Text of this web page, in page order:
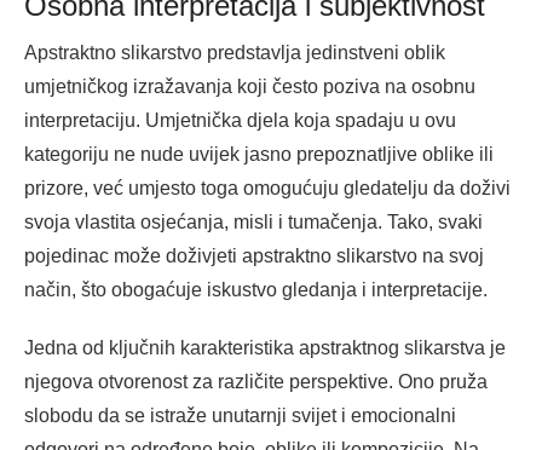
Apstraktno slikarstvo predstavlja jedinstveni oblik
umjetničkog izražavanja koji često poziva na osobnu
interpretaciju. Umjetnička djela koja spadaju u ovu
kategoriju ne nude uvijek jasno prepoznatljive oblike ili
prizore, već umjesto toga omogućuju gledatelju da doživi
svoja vlastita osjećanja, misli i tumačenja. Tako, svaki
pojedinac može doživjeti apstraktno slikarstvo na svoj
način, što obogaćuje iskustvo gledanja i interpretacije.
Jedna od ključnih karakteristika apstraktnog slikarstva je
njegova otvorenost za različite perspektive. Ono pruža
slobodu da se istraže unutarnji svijet i emocionalni